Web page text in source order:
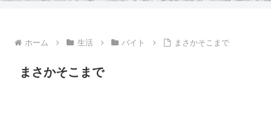
ホーム 生活 バイト まさかそこまで
まさかそこまで